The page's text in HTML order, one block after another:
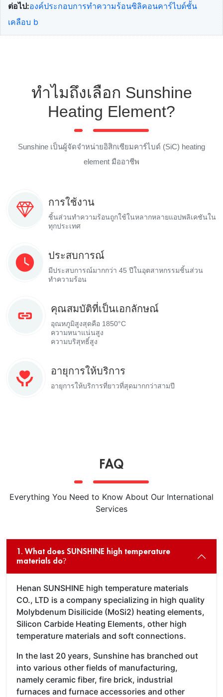
ต่อไป:องค์ประกอบการทําความร้อนซิลิคอนคาร์ไบด์ชั้น
เคลือบ b
ทำไมถึงเลือก Sunshine
Heating Element?
Sunshine เป็นผู้จัดจำหน่ายอิสิกเซียมคาร์ไบด์ (SiC) heating
element มืออาชีพ
การใช้งาน
ชิ้นส่วนทำความร้อนถูกใช้ในหลากหลายแอปพลิเคชันใน
ทุกประเทศ
ประสบการณ์
มีประสบการณ์มากกว่า 45 ปีในอุตสาหกรรมชิ้นส่วน
ทำความร้อน
คุณสมบัติที่เป็นเอกลักษณ์
อุณหภูมิสูงสุดคือ 1850°C
ความหนาแน่นสูง
ความบริสุทธิ์สูง
อายุการให้บริการ
อายุการให้บริการที่ยาวที่สุดมากกว่าสามปี
FAQ
Everything You Need to Know About Our International
Services
1. What does SUNSHINE high temperature
materials do?
Henan SUNSHINE high temperature materials
CO., LTD is a company specializing in high quality
Molybdenum Disilicide (MoSi2) heating elements,
Silicon Carbide Heating Elements, other high
temperature materials and soft connections.
In the last 20 years, Sunshine has branched out
into various other fields of manufacturing,
namely ceramic fiber, fire brick, industrial
furnaces and furnace accessories and other